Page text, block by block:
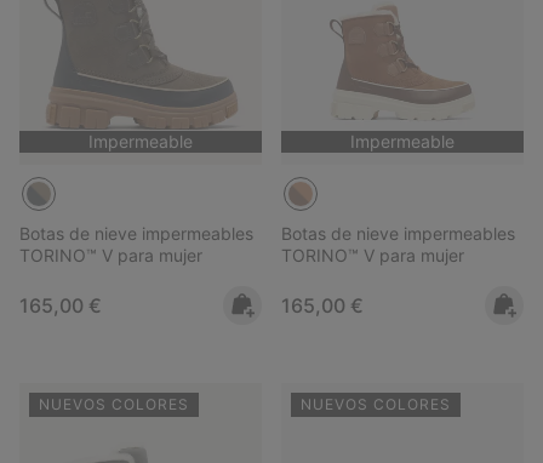
Impermeable
Botas de nieve impermeables
TORINO™ V para mujer
Regular price:
165,00 €
Impermeable
Botas de nieve impermeables
TORINO™ V para mujer
Regular price:
165,00 €
NUEVOS COLORES NUEVOS COLORES